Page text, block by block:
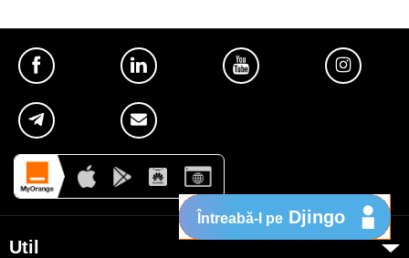
Util
Întreabă-l pe Djingo